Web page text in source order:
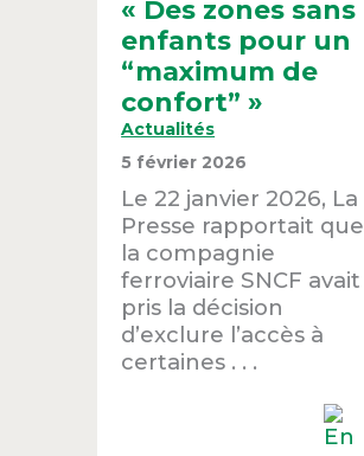
« Des zones sans
enfants pour un
“maximum de
confort” »
Actualités
5 février 2026
Le 22 janvier 2026, La
Presse rapportait que
la compagnie
ferroviaire SNCF avait
pris la décision
d’exclure l’accès à
certaines . . .